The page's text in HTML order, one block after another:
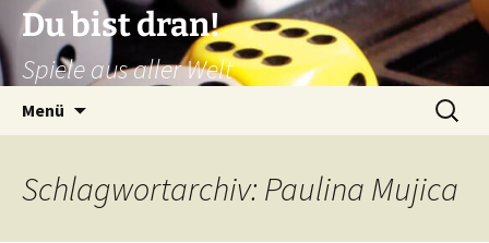
Zum
Inhalt
springen
Du bist dran!
Spiele aus aller Welt
Menü
Suchen
nach:
Schlagwortarchiv: Paulina Mujica